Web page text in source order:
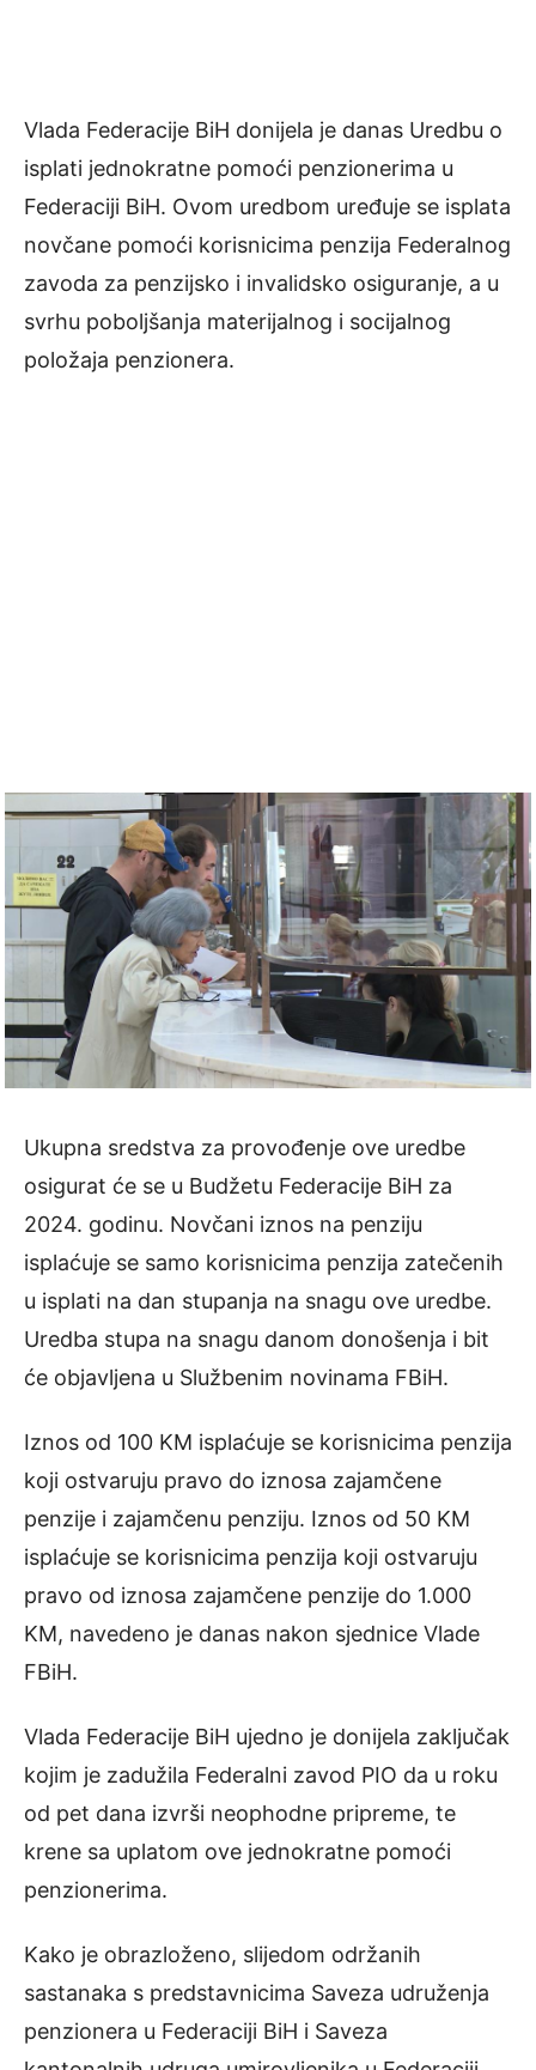
Vlada Federacije BiH donijela je danas Uredbu o
isplati jednokratne pomoći penzionerima u
Federaciji BiH. Ovom uredbom uređuje se isplata
novčane pomoći korisnicima penzija Federalnog
zavoda za penzijsko i invalidsko osiguranje, a u
svrhu poboljšanja materijalnog i socijalnog
položaja penzionera.
Ukupna sredstva za provođenje ove uredbe
osigurat će se u Budžetu Federacije BiH za
2024. godinu. Novčani iznos na penziju
isplaćuje se samo korisnicima penzija zatečenih
u isplati na dan stupanja na snagu ove uredbe.
Uredba stupa na snagu danom donošenja i bit
će objavljena u Službenim novinama FBiH.
Iznos od 100 KM isplaćuje se korisnicima penzija
koji ostvaruju pravo do iznosa zajamčene
penzije i zajamčenu penziju. Iznos od 50 KM
isplaćuje se korisnicima penzija koji ostvaruju
pravo od iznosa zajamčene penzije do 1.000
KM, navedeno je danas nakon sjednice Vlade
FBiH.
Vlada Federacije BiH ujedno je donijela zaključak
kojim je zadužila Federalni zavod PIO da u roku
od pet dana izvrši neophodne pripreme, te
krene sa uplatom ove jednokratne pomoći
penzionerima.
Kako je obrazloženo, slijedom održanih
sastanaka s predstavnicima Saveza udruženja
penzionera u Federaciji BiH i Saveza